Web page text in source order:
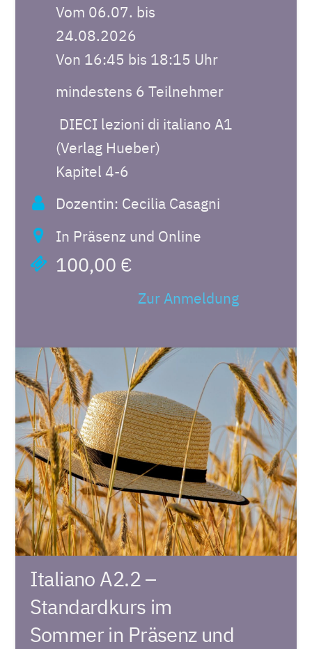
Vom 06.07. bis
24.08.2026
Von 16:45 bis 18:15 Uhr
mindestens 6 Teilnehmer
DIECI lezioni di italiano A1
(Verlag Hueber)
Kapitel 4-6
Dozentin: Cecilia Casagni
In Präsenz und Online
100,00 €
Zur Anmeldung
Italiano A2.2 –
Standardkurs im
Sommer in Präsenz und